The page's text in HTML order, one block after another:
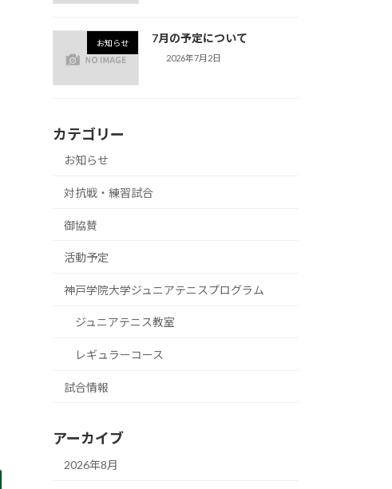
お知らせ 7月の予定について
2026年7月2日
カテゴリー
お知らせ
対抗戦・練習試合
御協賛
活動予定
神戸学院大学ジュニアテニスプログラム
ジュニアテニス教室
レギュラーコース
試合情報
アーカイブ
2026年8月